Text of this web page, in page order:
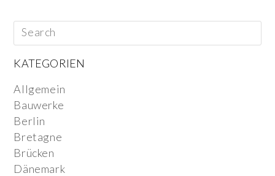
KATEGORIEN
Allgemein
Bauwerke
Berlin
Bretagne
Brücken
Dänemark